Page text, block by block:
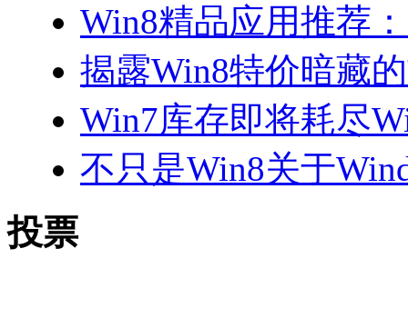
Win8精品应用推荐
揭露Win8特价暗藏
Win7库存即将耗尽
不只是Win8关于
投票